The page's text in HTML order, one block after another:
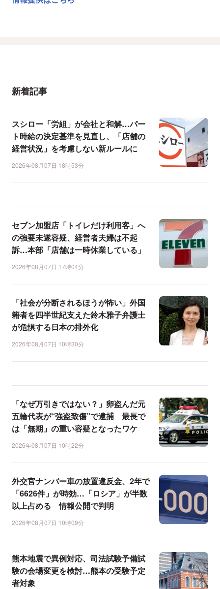
新着記事
スシロー「労組」が会社と和解…パー
ト時給の決定基準を見直し、「店舗の
経営状況」を考慮しない新ルールに
2026年08月07日 18時53分
セブン加盟店「トイレだけ利用客」へ
の強要未遂容疑、経営者夫婦は不起
訴…本部「店舗は一時休業している」
2026年08月07日 17時04分
「社会が分断されるほうが怖い」外国
籍者を四半世紀支えた鈴木雅子弁護士
が危惧する日本の排外化
2026年08月07日 10時30分
「なぜ万引きではない？」卵盗んだ元
五輪代表が“強盗致傷”で逮捕 最長で
は「無期」の重い容疑となったワケ
2026年08月07日 10時22分
外交官ナンバー車の放置違反金、2年で
「6626件」が時効…「ロシア」が半数
以上占める 情報公開で判明
2026年08月07日 10時09分
熊本地震で異例対応、司法試験予備試
験の会場変更を検討…熊本の受験予定
者対象